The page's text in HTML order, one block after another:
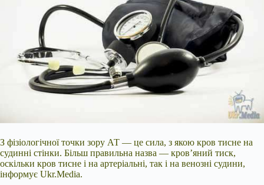
З фізіологічної точки зору АТ — це сила, з якою кров тисне на
судинні стінки. Більш правильна назва — кров’яний тиск,
оскільки кров тисне і на артеріальні, так і на венозні судини,
інформує Ukr.Media.